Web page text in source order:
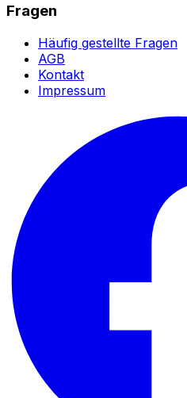
Fragen
Häufig gestellte Fragen
AGB
Kontakt
Impressum